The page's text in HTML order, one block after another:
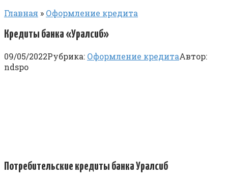
Главная » Оформление кредита
Кредиты банка «Уралсиб»
09/05/2022Рубрика: Оформление кредитаАвтор:
ndspo
Пoтpeбитeльcкиe кpeдиты бaнкa Уpaлcиб